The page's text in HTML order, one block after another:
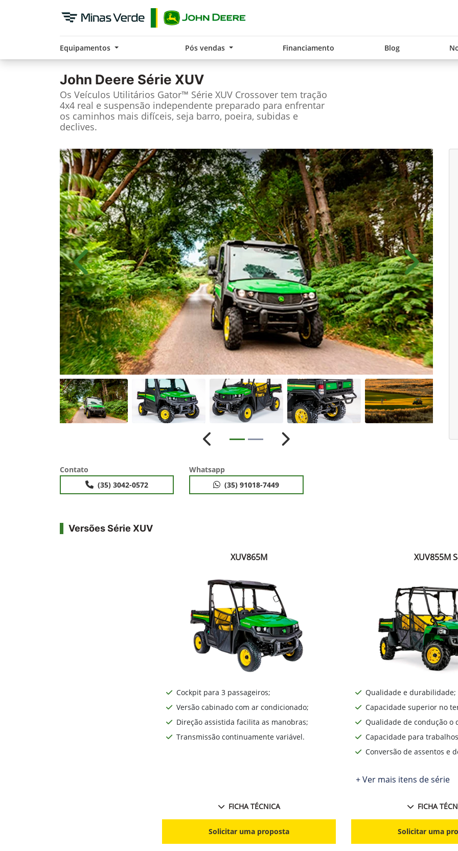
Equipamentos Pós vendas Financiamento Blog
John Deere Série XUV
Os Veículos Utilitários Gator™ Série XUV Crossover tem tração
4x4 real e suspensão independente preparado para enfrentar
os caminhos mais difíceis, seja barro, poeira, subidas e
declives.
Anterior Próximo
Anterior Próximo
Contato
(35) 3042-0572
Whatsapp
(35) 91018-7449
Versões Série XUV
XUV865M
Cockpit para 3 passageiros;
Versão cabinado com ar condicionado;
Direção assistida facilita as manobras;
Transmissão continuamente variável.
FICHA TÉCNICA
Solicitar uma proposta
XUV855M
Qualidade e durabilidade;
Capacidade superior no
Qualidade de condução o
Capacidade para
Conversão de assentos e
+ Ver mais itens de série
FICHA
Solicitar uma